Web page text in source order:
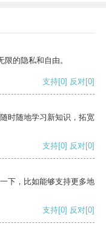
的隐私和自由。
支持[0] 反对[0]
时随地学习新知识，拓宽
支持[0] 反对[0]
下，比如能够支持更多地
支持[0] 反对[0]